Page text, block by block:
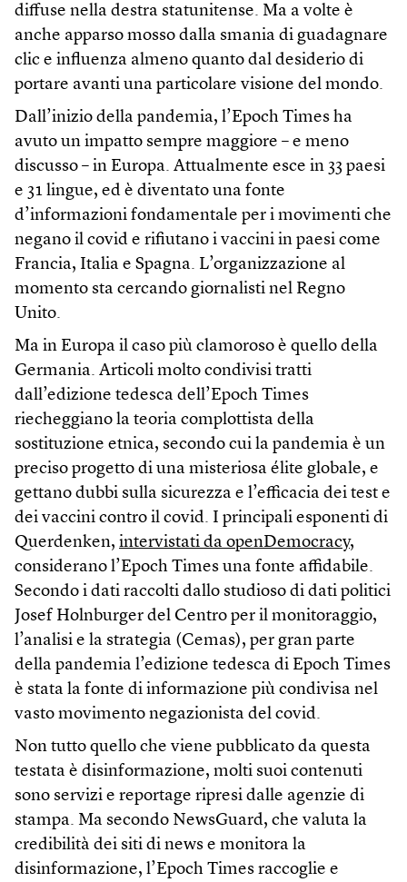
diffuse nella destra statunitense. Ma a volte è
anche apparso mosso dalla smania di guadagnare
clic e influenza almeno quanto dal desiderio di
portare avanti una particolare visione del mondo.
Dall’inizio della pandemia, l’Epoch Times ha
avuto un impatto sempre maggiore – e meno
discusso – in Europa. Attualmente esce in 33 paesi
e 31 lingue, ed è diventato una fonte
d’informazioni fondamentale per i movimenti che
negano il covid e rifiutano i vaccini in paesi come
Francia, Italia e Spagna. L’organizzazione al
momento sta cercando giornalisti nel Regno
Unito.
Ma in Europa il caso più clamoroso è quello della
Germania. Articoli molto condivisi tratti
dall’edizione tedesca dell’Epoch Times
riecheggiano la teoria complottista della
sostituzione etnica, secondo cui la pandemia è un
preciso progetto di una misteriosa élite globale, e
gettano dubbi sulla sicurezza e l’efficacia dei test e
dei vaccini contro il covid. I principali esponenti di
Querdenken, intervistati da openDemocracy,
considerano l’Epoch Times una fonte affidabile.
Secondo i dati raccolti dallo studioso di dati politici
Josef Holnburger del Centro per il monitoraggio,
l’analisi e la strategia (Cemas), per gran parte
della pandemia l’edizione tedesca di Epoch Times
è stata la fonte di informazione più condivisa nel
vasto movimento negazionista del covid.
Non tutto quello che viene pubblicato da questa
testata è disinformazione, molti suoi contenuti
sono servizi e reportage ripresi dalle agenzie di
stampa. Ma secondo NewsGuard, che valuta la
credibilità dei siti di news e monitora la
disinformazione, l’Epoch Times raccoglie e